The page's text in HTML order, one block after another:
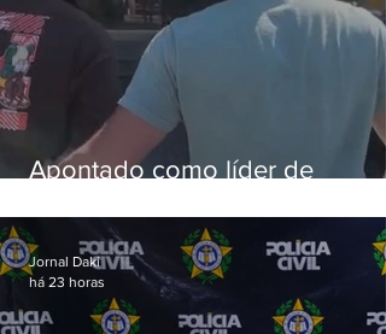
Apontado como líder de
aposentados é preso
Jornal Daki
há 23 horas